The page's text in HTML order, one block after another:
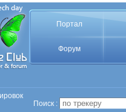
Портал
Форум
Поиск :